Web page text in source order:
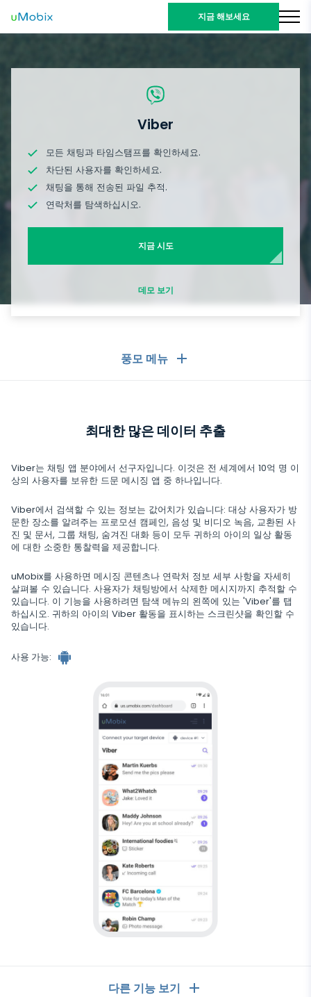
지금 해보세요
Viber
모든 채팅과 타임스탬프를 확인하세요.
차단된 사용자를 확인하세요.
채팅을 통해 전송된 파일 추적.
연락처를 탐색하십시오.
지금 시도
데모 보기
풍모 메뉴
문자 메시지
GPS 위치
키로거
알림
기기 정보
메시징 앱
Facebook Messenger
Zoom
Viber
Telegram
소셜 미디어
소셜 미디어
Facebook
Snapchat
TikTok
Tinder
미디어
사진 및 비디오 추적기
인터넷
브라우저 기록
닫기
최대한 많은 데이터 추출
Viber는 채팅 앱 분야에서 선구자입니다. 이것은 전 세계에서 10억 명 이
상의 사용자를 보유한 드문 메시징 앱 중 하나입니다.
Viber에서 검색할 수 있는 정보는 값어치가 있습니다: 대상 사용자가 방
문한 장소를 알려주는 프로모션 캠페인, 음성 및 비디오 녹음, 교환된 사
진 및 문서, 그룹 채팅, 숨겨진 대화 등이 모두 귀하의 아이의 일상 활동
에 대한 소중한 통찰력을 제공합니다.
uMobix를 사용하면 메시징 콘텐츠나 연락처 정보 세부 사항을 자세히
살펴볼 수 있습니다. 사용자가 채팅방에서 삭제한 메시지까지 추적할 수
있습니다. 이 기능을 사용하려면 탐색 메뉴의 왼쪽에 있는 'Viber'를 탭
하십시오. 귀하의 아이의 Viber 활동을 표시하는 스크린샷을 확인할 수
있습니다.
사용 가능:
다른 기능 보기